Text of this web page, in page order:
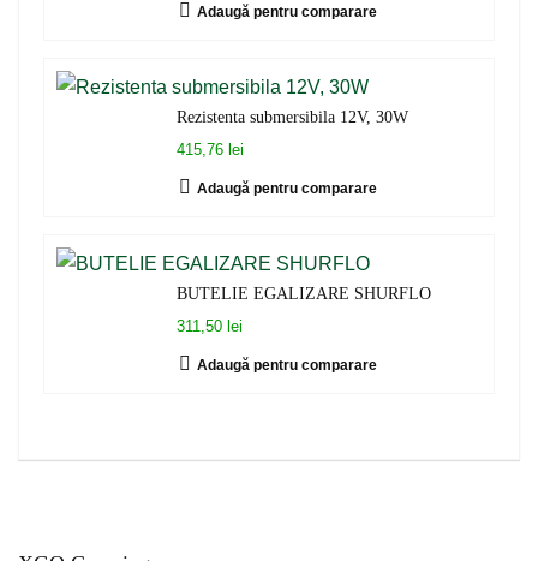
Adaugă pentru comparare
Rezistenta submersibila 12V, 30W
415,76 lei
Adaugă pentru comparare
BUTELIE EGALIZARE SHURFLO
311,50 lei
Adaugă pentru comparare